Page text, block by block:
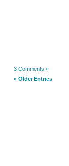
3 Comments »
« Older Entries